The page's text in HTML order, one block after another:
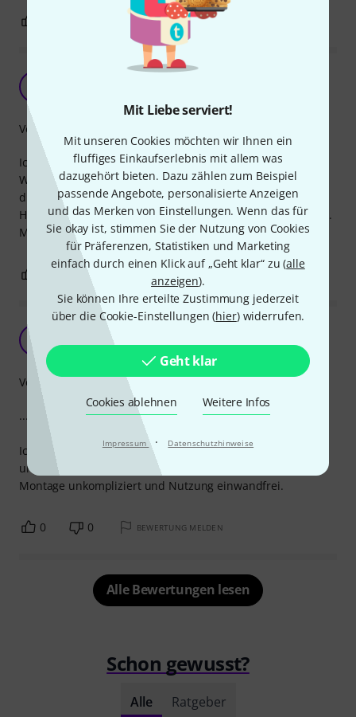
Mit Liebe serviert!
Mit unseren Cookies möchten wir Ihnen ein
fluffiges Einkaufserlebnis mit allem was
dazugehört bieten. Dazu zählen zum Beispiel
passende Angebote, personalisierte Anzeigen
und das Merken von Einstellungen. Wenn das für
Sie okay ist, stimmen Sie der Nutzung von Cookies
für Präferenzen, Statistiken und Marketing
einfach durch einen Klick auf „Geht klar“ zu (alle
anzeigen).
Sie können Ihre erteilte Zustimmung jederzeit
über die Cookie-Einstellungen (hier) widerrufen.
Geht klar
Cookies ablehnen Weitere Infos
Impressum · Datenschutzhinweise
BEWERTUNG MELDEN
Für mich immer TonePros
Ich liebe TonePros- neben der perfekten Verarbeitung v.a.
Wegen der Fixiermöglichkeit. Alle meine Les Pauls haben
die Dinger mittlerweile, es sei denn sie haben schon von
Haus aus ein anderes System mit Fixiermöglichkeit, wie z.b.
Meine ESP Eclipse.
Verarbeitung
0 BEWERTUNG MELDEN
Klingt vernünftig...
Seitzi 15.12.2023
...sagte das Känguruh.
Ich hab einen Garagenfund Epiphone LesPaul ohne Saiten
und Brücke repariert und damit ausgestattet.
Montage unkompliziert und Nutzung einwandfrei.
Verarbeitung
0 0 BEWERTUNG MELDEN
Alle Bewertungen lesen
Schon gewusst?
Alle Ratgeber